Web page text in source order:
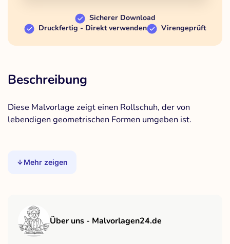
Sicherer Download
Druckfertig - Direkt verwenden
Virengeprüft
Beschreibung
Diese Malvorlage zeigt einen Rollschuh, der von
lebendigen geometrischen Formen umgeben ist.
Mehr zeigen
Über uns - Malvorlagen24.de